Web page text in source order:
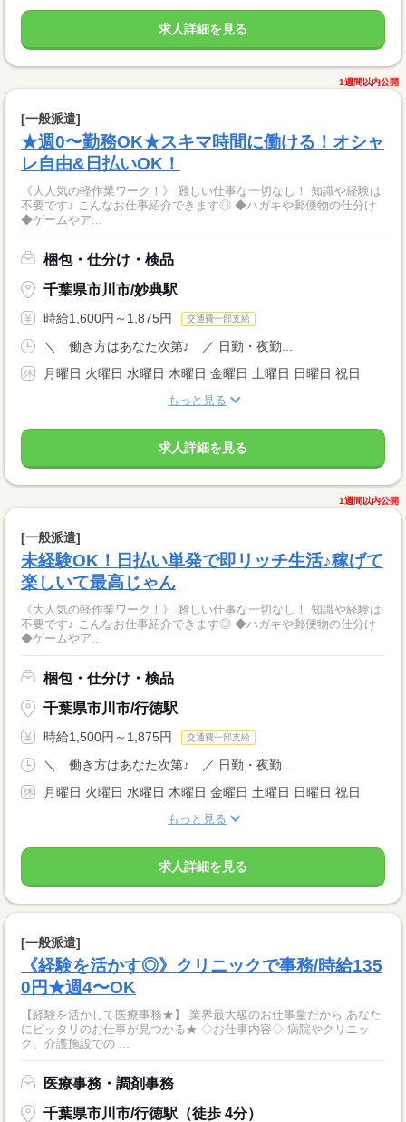
求人詳細を見る
1週間以内公開
[一般派遣]
★週0〜勤務OK★スキマ時間に働ける！オシャ
レ自由&日払いOK！
《大人気の軽作業ワーク！》 難しい仕事な一切なし！ 知識や経験は
不要です♪ こんなお仕事紹介できます◎ ◆ハガキや郵便物の仕分け
◆ゲームやア...
梱包・仕分け・検品
千葉県市川市/妙典駅
時給1,600円～1,875円 交通費一部支給
＼ 働き方はあなた次第♪ ／ 日勤・夜勤...
月曜日 火曜日 水曜日 木曜日 金曜日 土曜日 日曜日 祝日
もっと見る
求人詳細を見る
1週間以内公開
[一般派遣]
未経験OK！日払い単発で即リッチ生活♪稼げて
楽しいて最高じゃん
《大人気の軽作業ワーク！》 難しい仕事な一切なし！ 知識や経験は
不要です♪ こんなお仕事紹介できます◎ ◆ハガキや郵便物の仕分け
◆ゲームやア...
梱包・仕分け・検品
千葉県市川市/行徳駅
時給1,500円～1,875円 交通費一部支給
＼ 働き方はあなた次第♪ ／ 日勤・夜勤...
月曜日 火曜日 水曜日 木曜日 金曜日 土曜日 日曜日 祝日
もっと見る
求人詳細を見る
[一般派遣]
《経験を活かす◎》クリニックで事務/時給135
0円★週4〜OK
【経験を活かして医療事務★】 業界最大級のお仕事量だから あなた
にピッタリのお仕事が見つかる★ ◇お仕事内容◇ 病院やクリニッ
ク、介護施設での ...
医療事務・調剤事務
千葉県市川市/行徳駅（徒歩 4分）